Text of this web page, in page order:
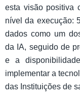
esta visão positiva
nível da execução:
dados como um
da IA, seguido de
e a
implementar a
das Instituições de